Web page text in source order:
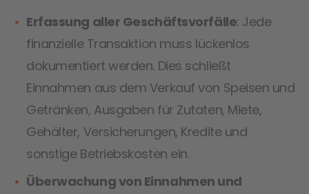
Erfassung aller Geschäftsvorfälle: Jede
finanzielle Transaktion muss lückenlos
dokumentiert werden. Dies schließt
Einnahmen aus dem Verkauf von Speisen und
Getränken, Ausgaben für Zutaten, Miete,
Gehälter, Versicherungen, Kredite und
sonstige Betriebskosten ein.
Überwachung von Einnahmen und